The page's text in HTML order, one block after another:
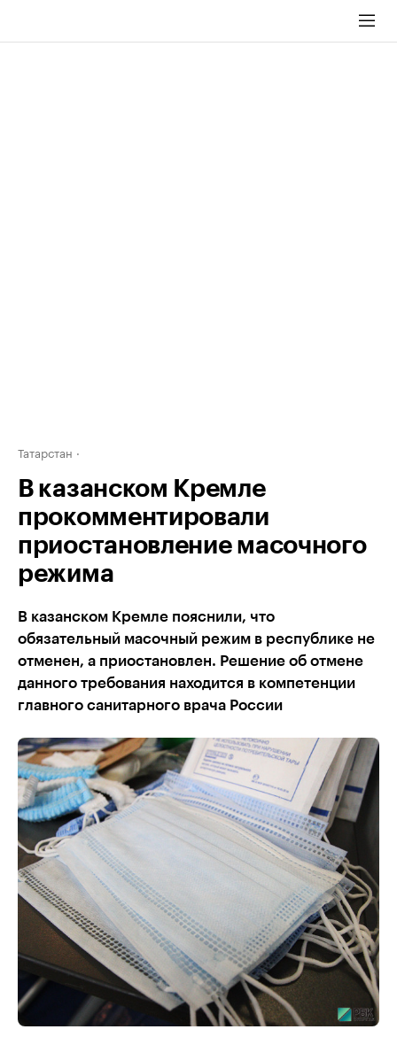
Татарстан
В казанском Кремле
прокомментировали
приостановление масочного
режима
В казанском Кремле пояснили, что
обязательный масочный режим в республике не
отменен, а приостановлен. Решение об отмене
данного требования находится в компетенции
главного санитарного врача России